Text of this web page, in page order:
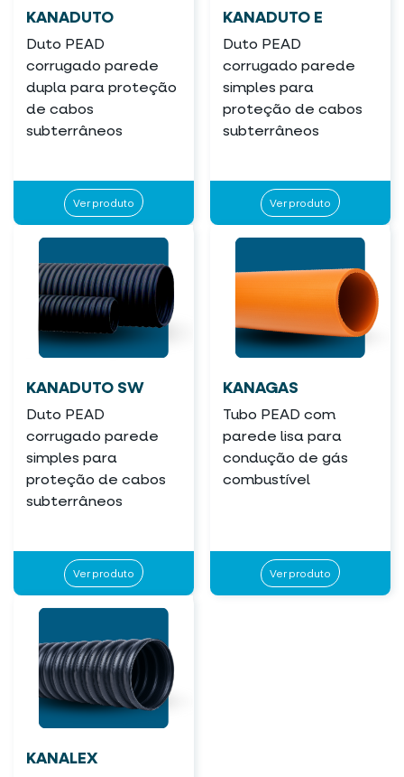
KANADUTO
Duto PEAD
corrugado parede
dupla para proteção
de cabos
subterrâneos
Ver produto
KANADUTO E
Duto PEAD
corrugado parede
simples para
proteção de cabos
subterrâneos
Ver produto
KANADUTO SW
Duto PEAD
corrugado parede
simples para
proteção de cabos
subterrâneos
Ver produto
KANAGAS
Tubo PEAD com
parede lisa para
condução de gás
combustível
Ver produto
KANALEX